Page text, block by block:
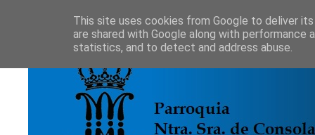
This site uses cookies from Google to deliver
are shared with Google along with
statistics, and to detect and address abuse.